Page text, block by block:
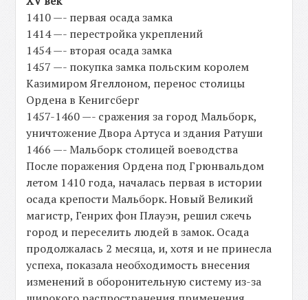
1410 —- первая осада замка
1414 —- перестройка укреплений
1454 —- вторая осада замка
1457 —- покупка замка польским королем
Казимиром Ягеллоном, перенос столицы
Ордена в Кенигсберг
1457-1460 —- сражения за город Мальборк,
уничтожение Двора Артуса и здания Ратуши
1466 —- Мальборк столицей воеводства
После поражения Ордена под Грюнвальдом
летом 1410 года, началась первая в истории
осада крепости Мальборк. Новый Великий
магистр, Генрих фон Плауэн, решил сжечь
город и переселить людей в замок. Осада
продолжалась 2 месяца, и, хотя и не принесла
успеха, показала необходимость внесения
изменений в оборонительную систему из-за